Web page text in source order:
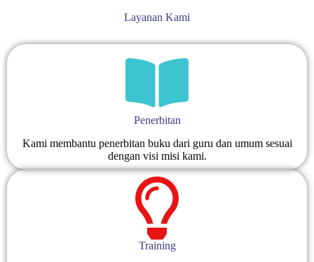
Layanan Kami
Penerbitan
Kami membantu penerbitan buku dari guru dan umum sesuai
dengan visi misi kami.
Training